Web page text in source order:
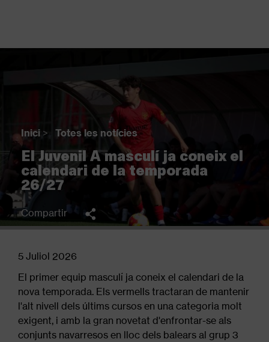
Fil
d'Ariadna
Inici > Totes les notícies
El Juvenil A masculí ja coneix el
calendari de la temporada
26/27
Compartir
5 Juliol 2026
El primer equip masculí ja coneix el calendari de la
nova temporada. Els vermells tractaran de mantenir
l'alt nivell dels últims cursos en una categoria molt
exigent, i amb la gran novetat d'enfrontar-se als
conjunts navarresos en lloc dels balears al grup 3